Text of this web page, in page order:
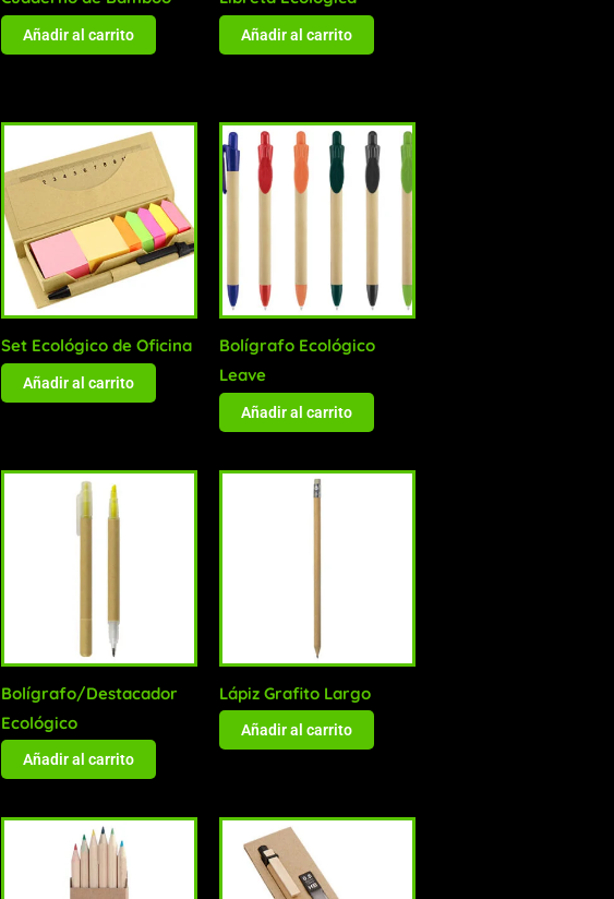
Añadir al carrito Añadir al carrito
Set Ecológico de Oficina
Añadir al carrito
Bolígrafo Ecológico
Leave
Añadir al carrito
Bolígrafo/Destacador
Ecológico
Añadir al carrito
Lápiz Grafito Largo
Añadir al carrito